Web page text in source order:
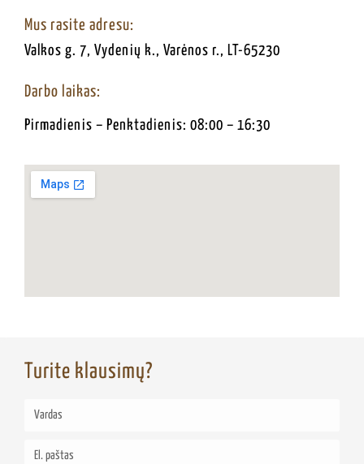
Mus rasite adresu:
Valkos g. 7, Vydenių k., Varėnos r., LT-65230
Darbo laikas:
Pirmadienis – Penktadienis: 08:00 – 16:30
Turite klausimų?